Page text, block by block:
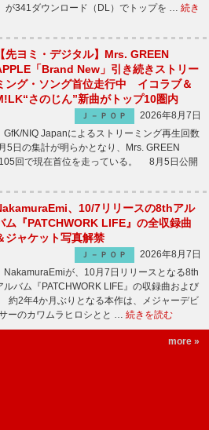
が341ダウンロード（DL）でトップを … 続き
【先ヨミ・デジタル】Mrs. GREEN
「Brand New」引き続きストリー
ング・ソング首位走行中 イコラブ＆
さのじん”新曲がトップ10圏内
Ｊ－ＰＯＰ
2026年8月7日
GfK/NIQ Japanによるストリーミング再生回数
5日の集計が明らかとなり、Mrs. GREEN
回で現在首位を走っている。 8月5日公開
、10/7リリースの8thアル
ム『PATCHWORK LIFE』の全収録曲
ジャケット写真解禁
Ｊ－ＰＯＰ
2026年8月7日
NakamuraEmiが、10月7日リリースとなる8th
ルバム『PATCHWORK LIFE』の収録曲および
2年4か月ぶりとなる本作は、メジャーデビ
ーのカワムラヒロシとと … 続きを読む
more »